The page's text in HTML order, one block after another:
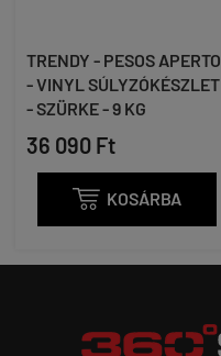
TRENDY - PESOS APERTO
- VINYL SÚLYZÓKÉSZLET
- SZÜRKE - 9 KG
36 090 Ft
 KOSÁRBA